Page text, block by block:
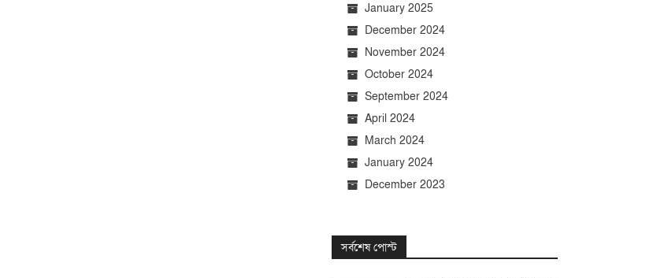
January 2025
December 2024
November 2024
October 2024
September 2024
April 2024
March 2024
January 2024
December 2023
সর্বশেষ পোস্ট